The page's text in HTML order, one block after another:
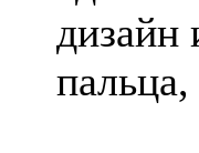
дизайн